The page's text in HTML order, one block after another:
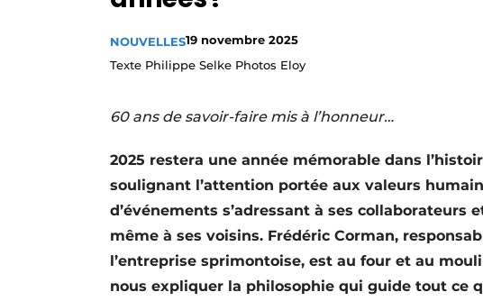
Video’s
NOUVELLES19 novembre 2025
Texte Philippe Selke Photos Eloy
60 ans de savoir-faire mis à l’honneur…
2025 restera une année mémorable dans
soulignant l’attention portée aux valeurs
d’événements s’adressant à ses
même à ses voisins. Frédéric Corman,
l’entreprise sprimontoise, est au four et au
nous expliquer la philosophie qui guide tout ce